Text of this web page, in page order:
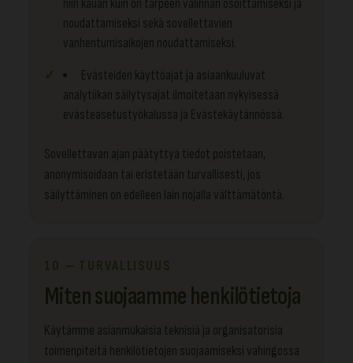
niin kauan kuin on tarpeen valinnan osoittamiseksi ja
noudattamiseksi sekä sovellettavien
vanhentumisaikojen noudattamiseksi.
Evästeiden käyttöajat ja asiaankuuluvat
analytiikan säilytysajat ilmoitetaan nykyisessä
evästeasetustyökalussa ja Evästekäytännössä.
Sovellettavan ajan päätyttyä tiedot poistetaan,
anonymisoidaan tai eristetään turvallisesti, jos
säilyttäminen on edelleen lain nojalla välttämätöntä.
10 — TURVALLISUUS
Miten suojaamme henkilötietoja
Käytämme asianmukaisia teknisiä ja organisatorisia
toimenpiteitä henkilötietojen suojaamiseksi vahingossa